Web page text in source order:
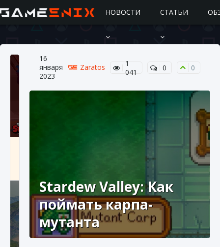
НОВОСТИ СТАТЬИ
16
января
2023
Zaratos
1
041
0 0
Stardew Valley: Как
поймать карпа-
мутанта